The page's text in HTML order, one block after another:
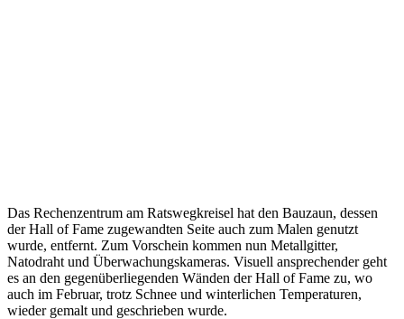
Das Rechenzentrum am Ratswegkreisel hat den Bauzaun, dessen
der Hall of Fame zugewandten Seite auch zum Malen genutzt
wurde, entfernt. Zum Vorschein kommen nun Metallgitter,
Natodraht und Überwachungskameras. Visuell ansprechender geht
es an den gegenüberliegenden Wänden der Hall of Fame zu, wo
auch im Februar, trotz Schnee und winterlichen Temperaturen,
wieder gemalt und geschrieben wurde.